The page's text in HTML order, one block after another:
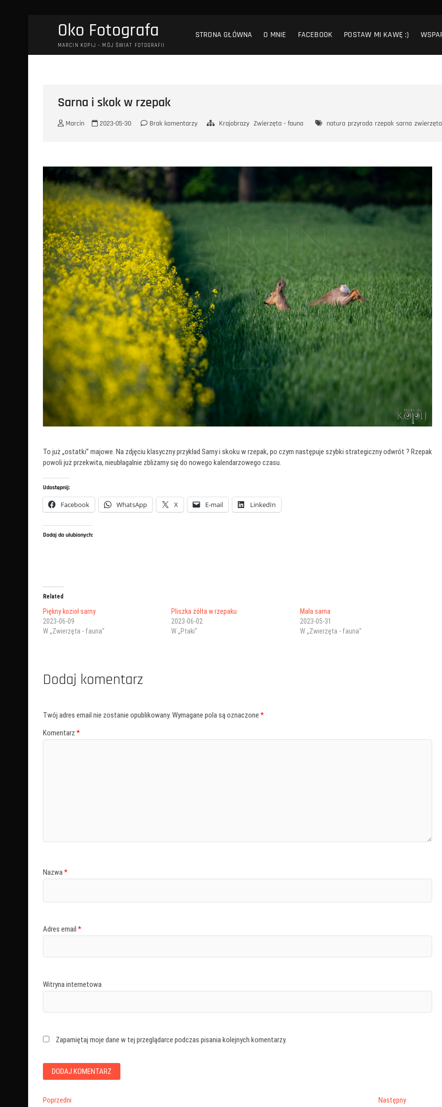
Oko Fotografa
MARCIN KOPIJ – MÓJ ŚWIAT FOTOGRAFII
STRONA GŁÓWNA O MNIE FACEBOOK POSTAW MI KAWĘ :)
Sarna i skok w rzepak
Marcin 2023-05-30 Brak komentarzy Krajobrazy Zwierzęta - fauna natura przyroda rzepak sarna zwierzęta
To już „ostatki” majowe. Na zdjęciu klasyczny przykład Sarny i skoku w rzepak, po czym następuje szybki strategiczny odwrót ? Rzepak
powoli już przekwita, nieubłagalnie zbliżamy się do nowego kalendarzowego czasu.
Udostępnij:
Facebook WhatsApp X E-mail LinkedIn
Dodaj do ulubionych:
Related
Piękny kozioł sarny
2023-06-09
W „Zwierzęta - fauna"
Pliszka żółta w rzepaku
2023-06-02
W „Ptaki"
Mała sarna
2023-05-31
W „Zwierzęta - fauna"
Dodaj komentarz
Twój adres email nie zostanie opublikowany. Wymagane pola są oznaczone *
Komentarz *
Nazwa*
Adres email *
Witryna internetowa
Zapamiętaj moje dane w tej przeglądarce podczas pisania kolejnych komentarzy.
Nawigacja
Poprzedni NastępnyNastępny